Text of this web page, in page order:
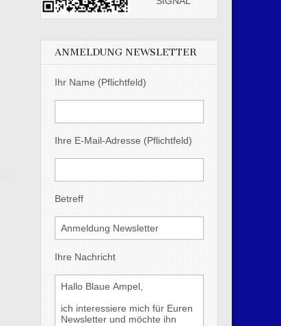
ANMELDUNG NEWSLETTER
Ihr Name (Pflichtfeld)
Ihre E-Mail-Adresse (Pflichtfeld)
Betreff
Ihre Nachricht